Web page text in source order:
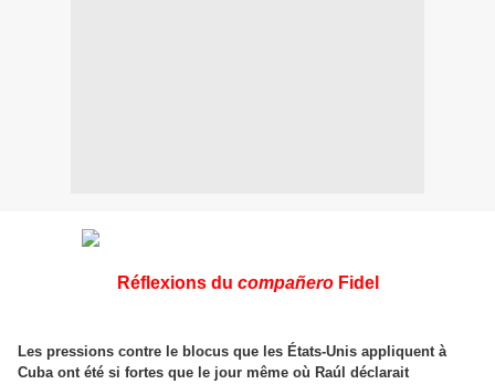
Réflexions du compañeroFidel
Les pressions contre le blocus que les États-Unis appliquent à
Cuba ont été si fortes que le jour même où Raúl déclarait